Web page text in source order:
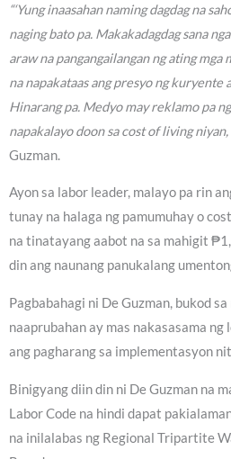
“‘Yung inaasahan naming dagdag na
naging bato pa. Makakadagdag sana
araw na pangangailangan ng ating mga
na napakataas ang presyo ng kuryente
Hinarang pa. Medyo may reklamo pa
napakalayo doon sa cost of living niyan,
Guzman.
Ayon sa labor leader, malayo pa rin
tunay na halaga ng pamumuhay o
na tinatayang aabot na sa mahigit
din ang naunang panukalang
Pagbabahagi ni De Guzman, bukod
naaprubahan ay mas nakasasama ng
ang pagharang sa implementasyon
Binigyang diin din ni De Guzman na
Labor Code na hindi dapat
na inilalabas ng Regional Tripartite